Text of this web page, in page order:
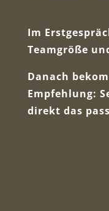
Im
Teamgröße
Danach
Empfehlung:
direkt das